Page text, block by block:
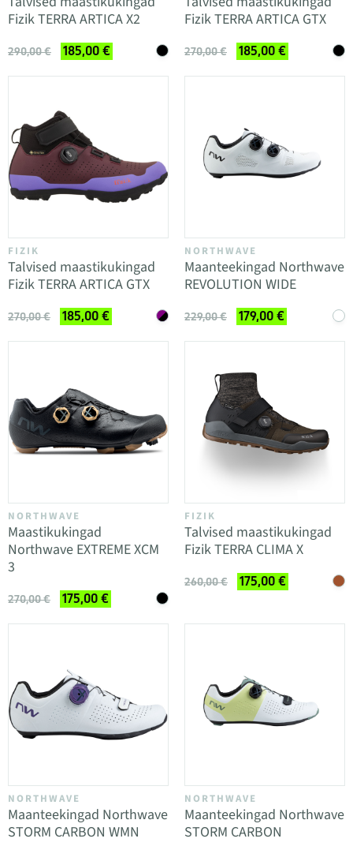
Fizik TERRA ARTICA X2
290,00 € 185,00 €
Fizik TERRA ARTICA GTX
270,00 € 185,00 €
FIZIK
Talvised maastikukingad
Fizik TERRA ARTICA GTX
270,00 € 185,00 €
NORTHWAVE
Maanteekingad Northwave
REVOLUTION WIDE
229,00 € 179,00 €
NORTHWAVE
Maastikukingad
Northwave EXTREME XCM
3
270,00 € 175,00 €
FIZIK
Talvised maastikukingad
Fizik TERRA CLIMA X
260,00 € 175,00 €
NORTHWAVE
Maanteekingad Northwave
STORM CARBON WMN
NORTHWAVE
Maanteekingad Northwave
STORM CARBON